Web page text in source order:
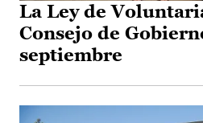
La Ley de
Consejo de
septiembre